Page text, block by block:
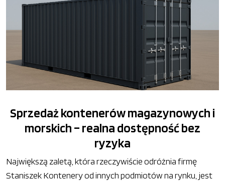
Sprzedaż kontenerów magazynowych i
morskich – realna dostępność bez
ryzyka
Największą zaletą, która rzeczywiście odróżnia firmę
Staniszek Kontenery od innych podmiotów na rynku, jest